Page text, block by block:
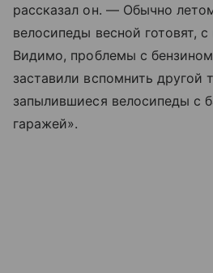
рассказал он. — Обычно
велосипеды весной готовят,
Видимо, проблемы с
заставили вспомнить другой
запылившиеся велосипеды с
гаражей».